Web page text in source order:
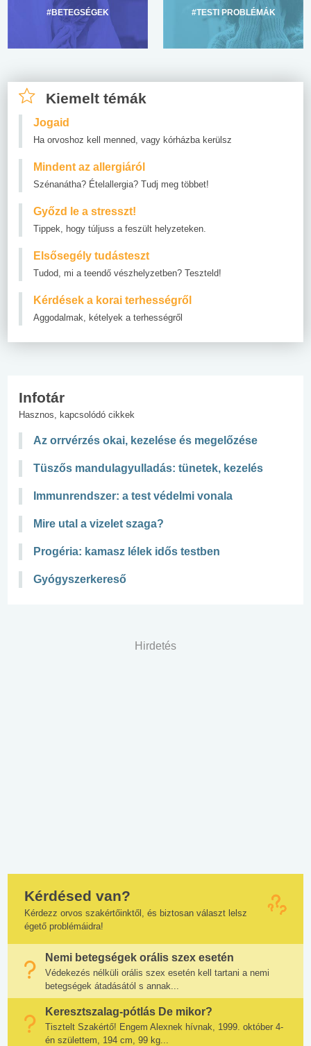
#BETEGSÉGEK #TESTI PROBLÉMÁK
Kiemelt témák
Jogaid
Ha orvoshoz kell menned, vagy kórházba kerülsz
Mindent az allergiáról
Szénanátha? Ételallergia? Tudj meg többet!
Győzd le a stresszt!
Tippek, hogy túljuss a feszült helyzeteken.
Elsősegély tudásteszt
Tudod, mi a teendő vészhelyzetben? Teszteld!
Kérdések a korai terhességről
Aggodalmak, kételyek a terhességről
Infotár
Hasznos, kapcsolódó cikkek
Az orrvérzés okai, kezelése és megelőzése
Tüszős mandulagyulladás: tünetek, kezelés
Immunrendszer: a test védelmi vonala
Mire utal a vizelet szaga?
Progéria: kamasz lélek idős testben
Gyógyszerkereső
Hirdetés
Kérdésed van?
Kérdezz orvos szakértőinktől, és biztosan választ lelsz
égető problémáidra!
Nemi betegségek orális szex esetén
Védekezés nélküli orális szex esetén kell tartani a nemi
betegségek átadásától s annak...
Keresztszalag-pótlás De mikor?
Tisztelt Szakértő! Engem Alexnek hívnak, 1999. október 4-
én születtem, 194 cm, 99 kg...